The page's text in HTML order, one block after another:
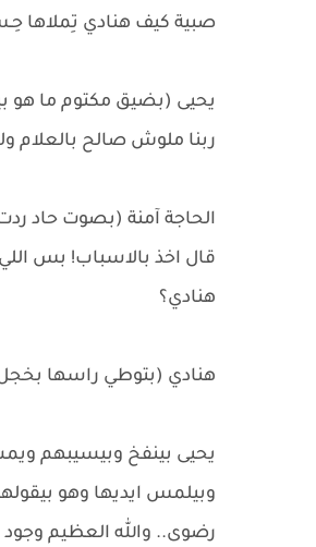
صبية كيف هنادي تِملاها
يحيى (بضيق مكتوم ما هو
ربنا ملوش صالح بالعلام
الحاجة آمنة (بصوت حاد
قال اخذ بالاسباب! بس
هنادي؟
هنادي (بتوطي راسها بخجل
يحيى بينفخ وبيسيبهم
وبيلمس ايديها وهو
رضوى.. والله العظيم